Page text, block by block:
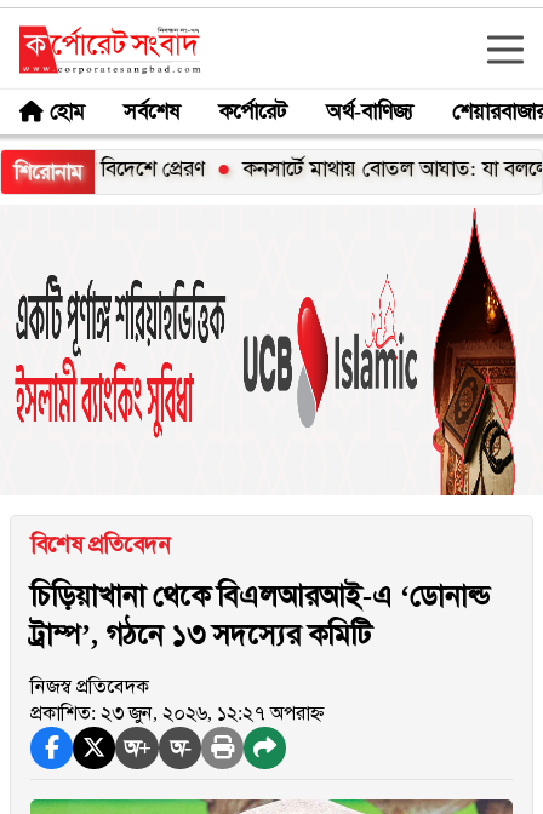
হোম সর্বশেষ কর্পোরেট অর্থ-বাণিজ্য
শিরোনামপ্রেরণ কনসার্টে মাথায় বোতল আঘাত: যা বললেন
বিশেষ প্রতিবেদন
চিড়িয়াখানা থেকে বিএলআরআই-এ ‘ডোনাল্ড
ট্রাম্প’, গঠনে ১৩ সদস্যের কমিটি
নিজস্ব প্রতিবেদক
প্রকাশিত: ২৩ জুন, ২০২৬, ১২:২৭ অপরাহ্ন
অ+ অ-